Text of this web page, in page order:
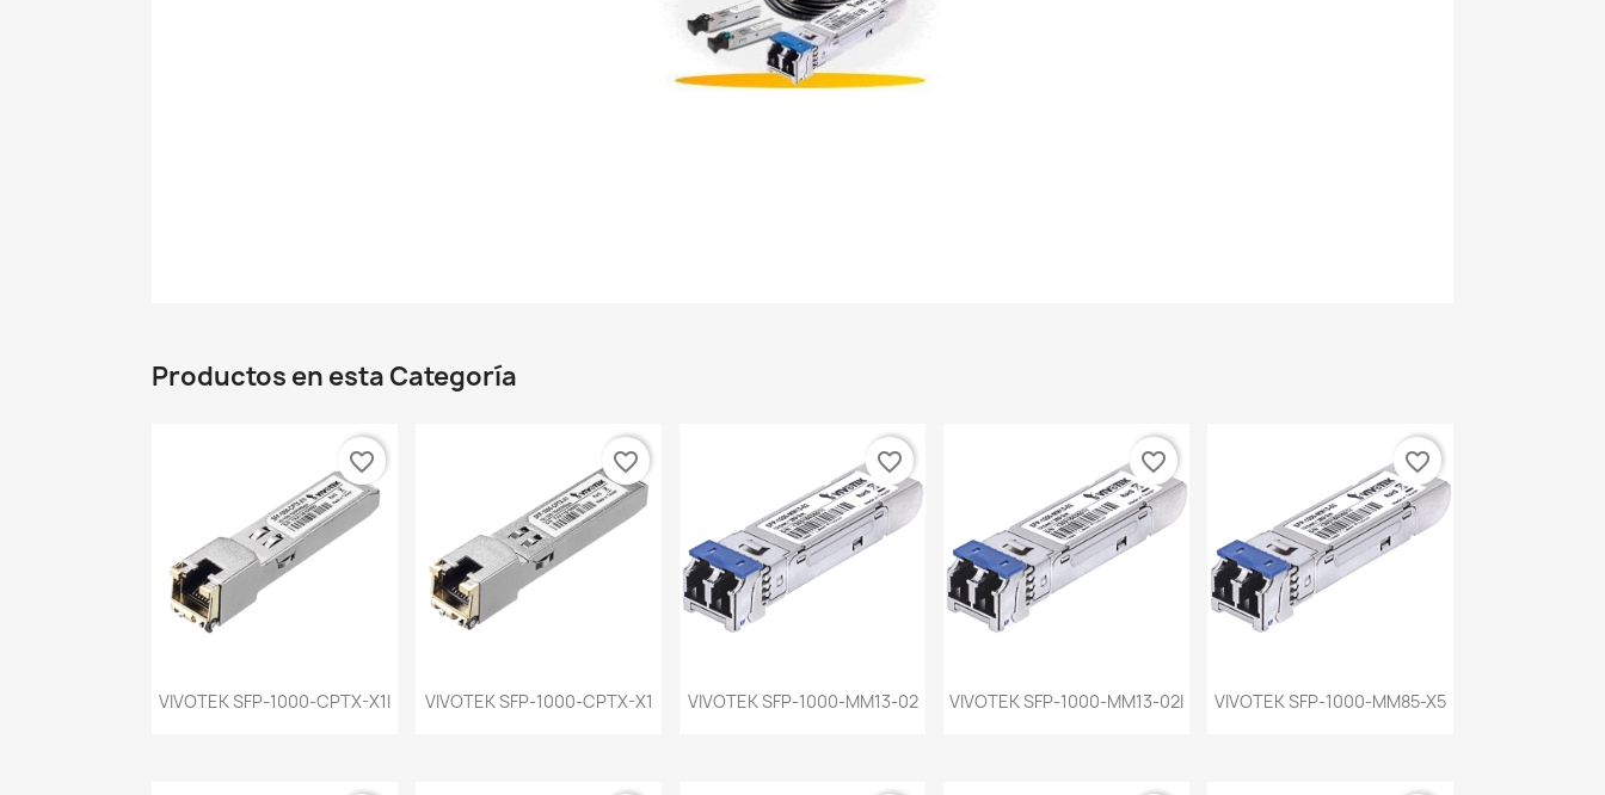
Productos en esta Categoría
 Vista rápida
VIVOTEK SFP-1000-CPTX-X1I
favorite_border
 Vista rápida
VIVOTEK SFP-1000-CPTX-X1
favorite_border
 Vista rápida
VIVOTEK SFP-1000-MM13-02
favorite_border
 Vista rápida
VIVOTEK SFP-1000-MM13-02I
favorite_border
 Vista rápida
VIVOTEK SFP-1000-MM85-X5
favorite_border